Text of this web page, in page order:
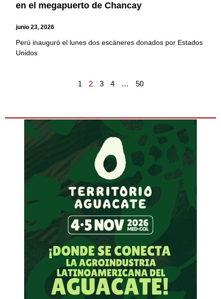
en el megapuerto de Chancay
junio 23, 2026
Perú inauguró el lunes dos escáneres donados por Estados
Unidos
1 2 3 4 … 50